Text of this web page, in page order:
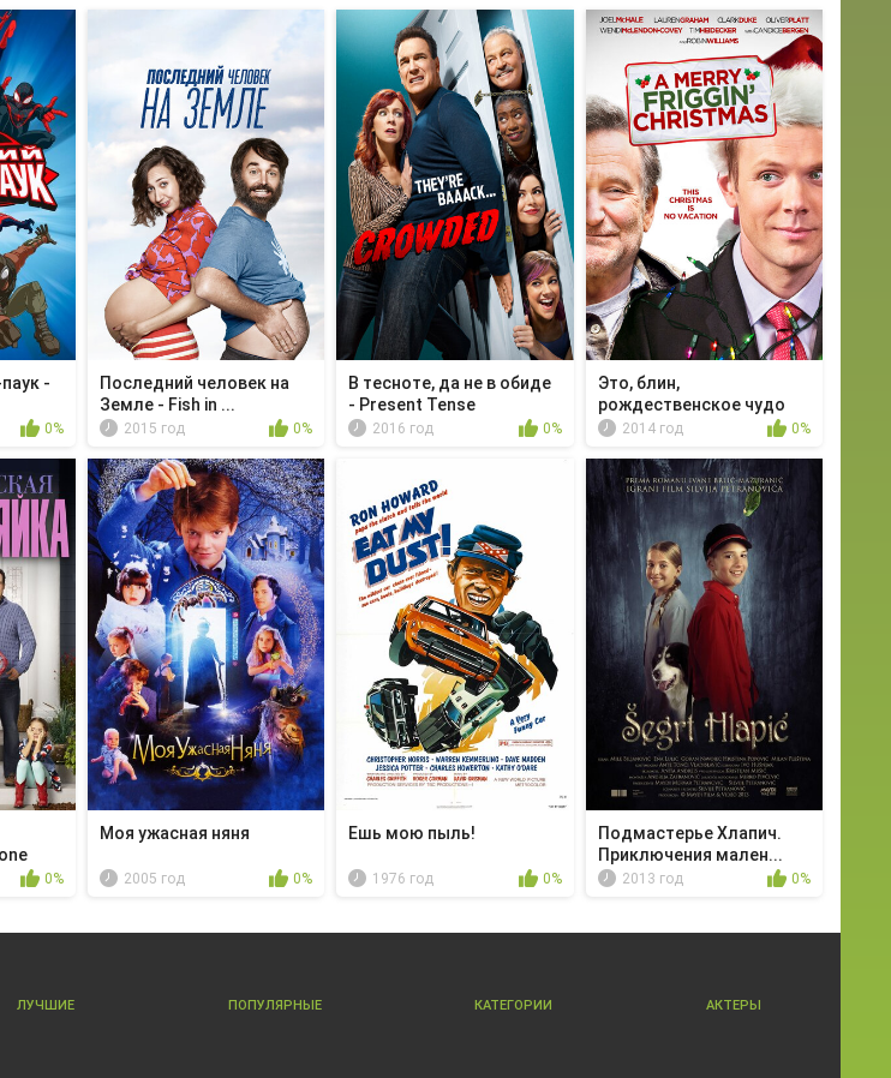
-
0%
Последний человек на
Земле - Fish in ...
2015 год 0%
В тесноте, да не в обиде
- Present Tense
2016 год 0%
Это, блин,
рождественское чудо
2014 год 0%
0%
Моя ужасная няня
2005 год 0%
Ешь мою пыль!
1976 год 0%
Подмастерье Хлапич.
Приключения мален...
2013 год 0%
ЛУЧШИЕ ПОПУЛЯРНЫЕ КАТЕГОРИИ АКТЕРЫ